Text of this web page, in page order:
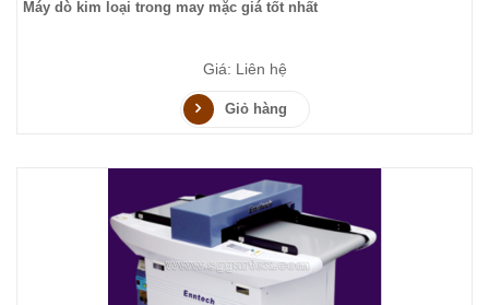
Máy dò kim loại trong may mặc giá tốt nhất
Giá: Liên hệ
Giỏ hàng